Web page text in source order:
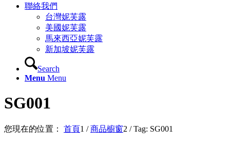
聯絡我們
台灣妮芙露
美國妮芙露
馬來西亞妮芙露
新加坡妮芙露
Search
Menu Menu
SG001
您現在的位置： 首頁1 / 商品櫥窗2 / Tag: SG001